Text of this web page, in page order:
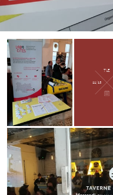
TUE
11/13